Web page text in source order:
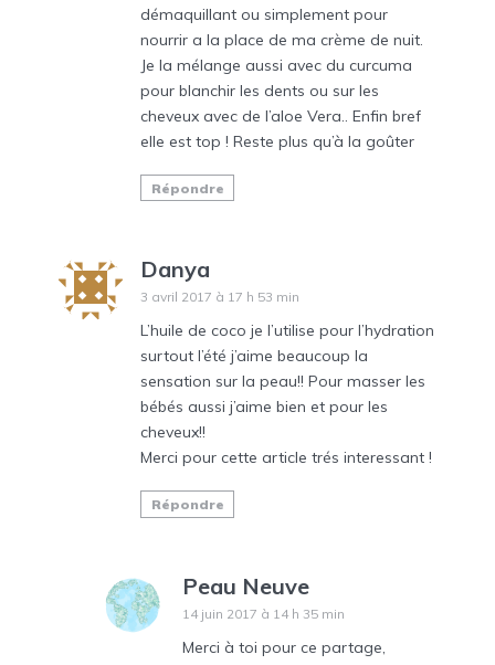
démaquillant ou simplement pour
nourrir a la place de ma crème de nuit.
Je la mélange aussi avec du curcuma
pour blanchir les dents ou sur les
cheveux avec de l’aloe Vera.. Enfin bref
elle est top ! Reste plus qu’à la goûter
Répondre
Danya
3 avril 2017 à 17 h 53 min
L’huile de coco je l’utilise pour l’hydration
surtout l’été j’aime beaucoup la
sensation sur la peau!! Pour masser les
bébés aussi j’aime bien et pour les
cheveux!!
Merci pour cette article trés interessant !
Répondre
Peau Neuve
14 juin 2017 à 14 h 35 min
Merci à toi pour ce partage,